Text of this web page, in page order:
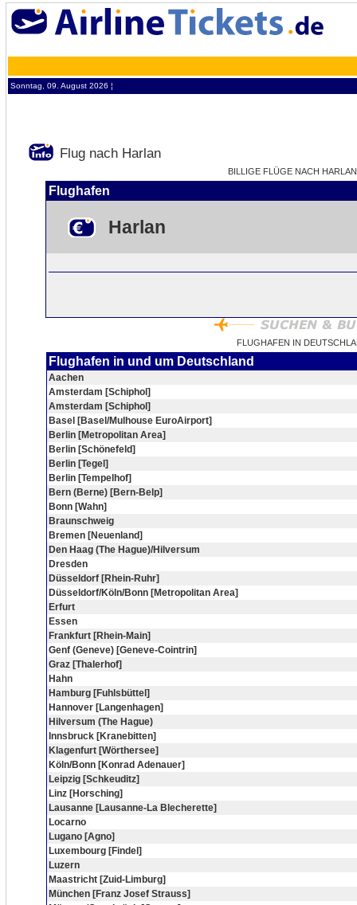
Sonntag, 09. August 2026 ¦
Flug nach Harlan
BILLIGE FLÜGE NACH
Flughafen
Harlan
FLUGHAFEN IN
Flughafen in und um Deutschland
Aachen
Amsterdam [Schiphol]
Amsterdam [Schiphol]
Basel [Basel/Mulhouse EuroAirport]
Berlin [Metropolitan Area]
Berlin [Schönefeld]
Berlin [Tegel]
Berlin [Tempelhof]
Bern (Berne) [Bern-Belp]
Bonn [Wahn]
Braunschweig
Bremen [Neuenland]
Den Haag (The Hague)/Hilversum
Dresden
Düsseldorf [Rhein-Ruhr]
Düsseldorf/Köln/Bonn [Metropolitan Area]
Erfurt
Essen
Frankfurt [Rhein-Main]
Genf (Geneve) [Geneve-Cointrin]
Graz [Thalerhof]
Hahn
Hamburg [Fuhlsbüttel]
Hannover [Langenhagen]
Hilversum (The Hague)
Innsbruck [Kranebitten]
Klagenfurt [Wörthersee]
Köln/Bonn [Konrad Adenauer]
Leipzig [Schkeuditz]
Linz [Horsching]
Lausanne [Lausanne-La Blecherette]
Locarno
Lugano [Agno]
Luxembourg [Findel]
Luzern
Maastricht [Zuid-Limburg]
München [Franz Josef Strauss]